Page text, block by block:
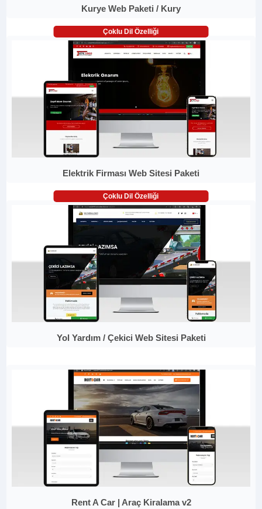
Kurye Web Paketi / Kury
Çoklu Dil Özelliği
Elektrik Firması Web Sitesi Paketi
Çoklu Dil Özelliği
Yol Yardım / Çekici Web Sitesi Paketi
Rent A Car | Araç Kiralama v2